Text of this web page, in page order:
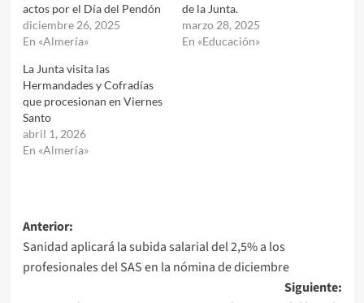
actos por el Día del Pendón
diciembre 26, 2025
En «Almería»
de la Junta.
marzo 28, 2025
En «Educación»
La Junta visita las
Hermandades y Cofradías
que procesionan en Viernes
Santo
abril 1, 2026
En «Almería»
Navegación
de
entradas
Anterior:
Sanidad aplicará la subida salarial del 2,5% a los
profesionales del SAS en la nómina de diciembre
Siguiente: